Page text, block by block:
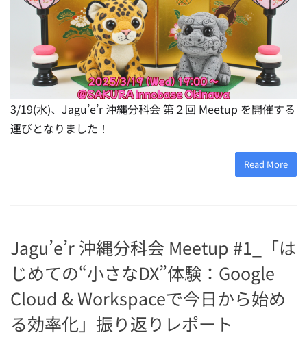
3/19(水)、Jagu’e’r 沖縄分科会 第２回 Meetup を開催する
運びとなりました！
Read More
Jagu’e’r 沖縄分科会 Meetup #1_「は
じめての“小さなDX”体験：Google
Cloud & Workspaceで今日から始め
る効率化」振り返りレポート